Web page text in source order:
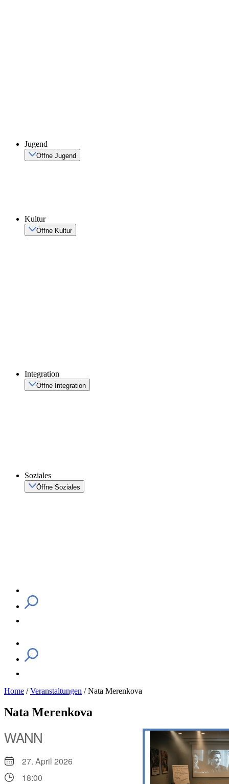
Jugend
Öffne Jugend
Kultur
Öffne Kultur
Integration
Öffne Integration
Soziales
Öffne Soziales
Home /Veranstaltungen /Nata Merenkova
Nata Merenkova
WANN
27. April 2026
18:00